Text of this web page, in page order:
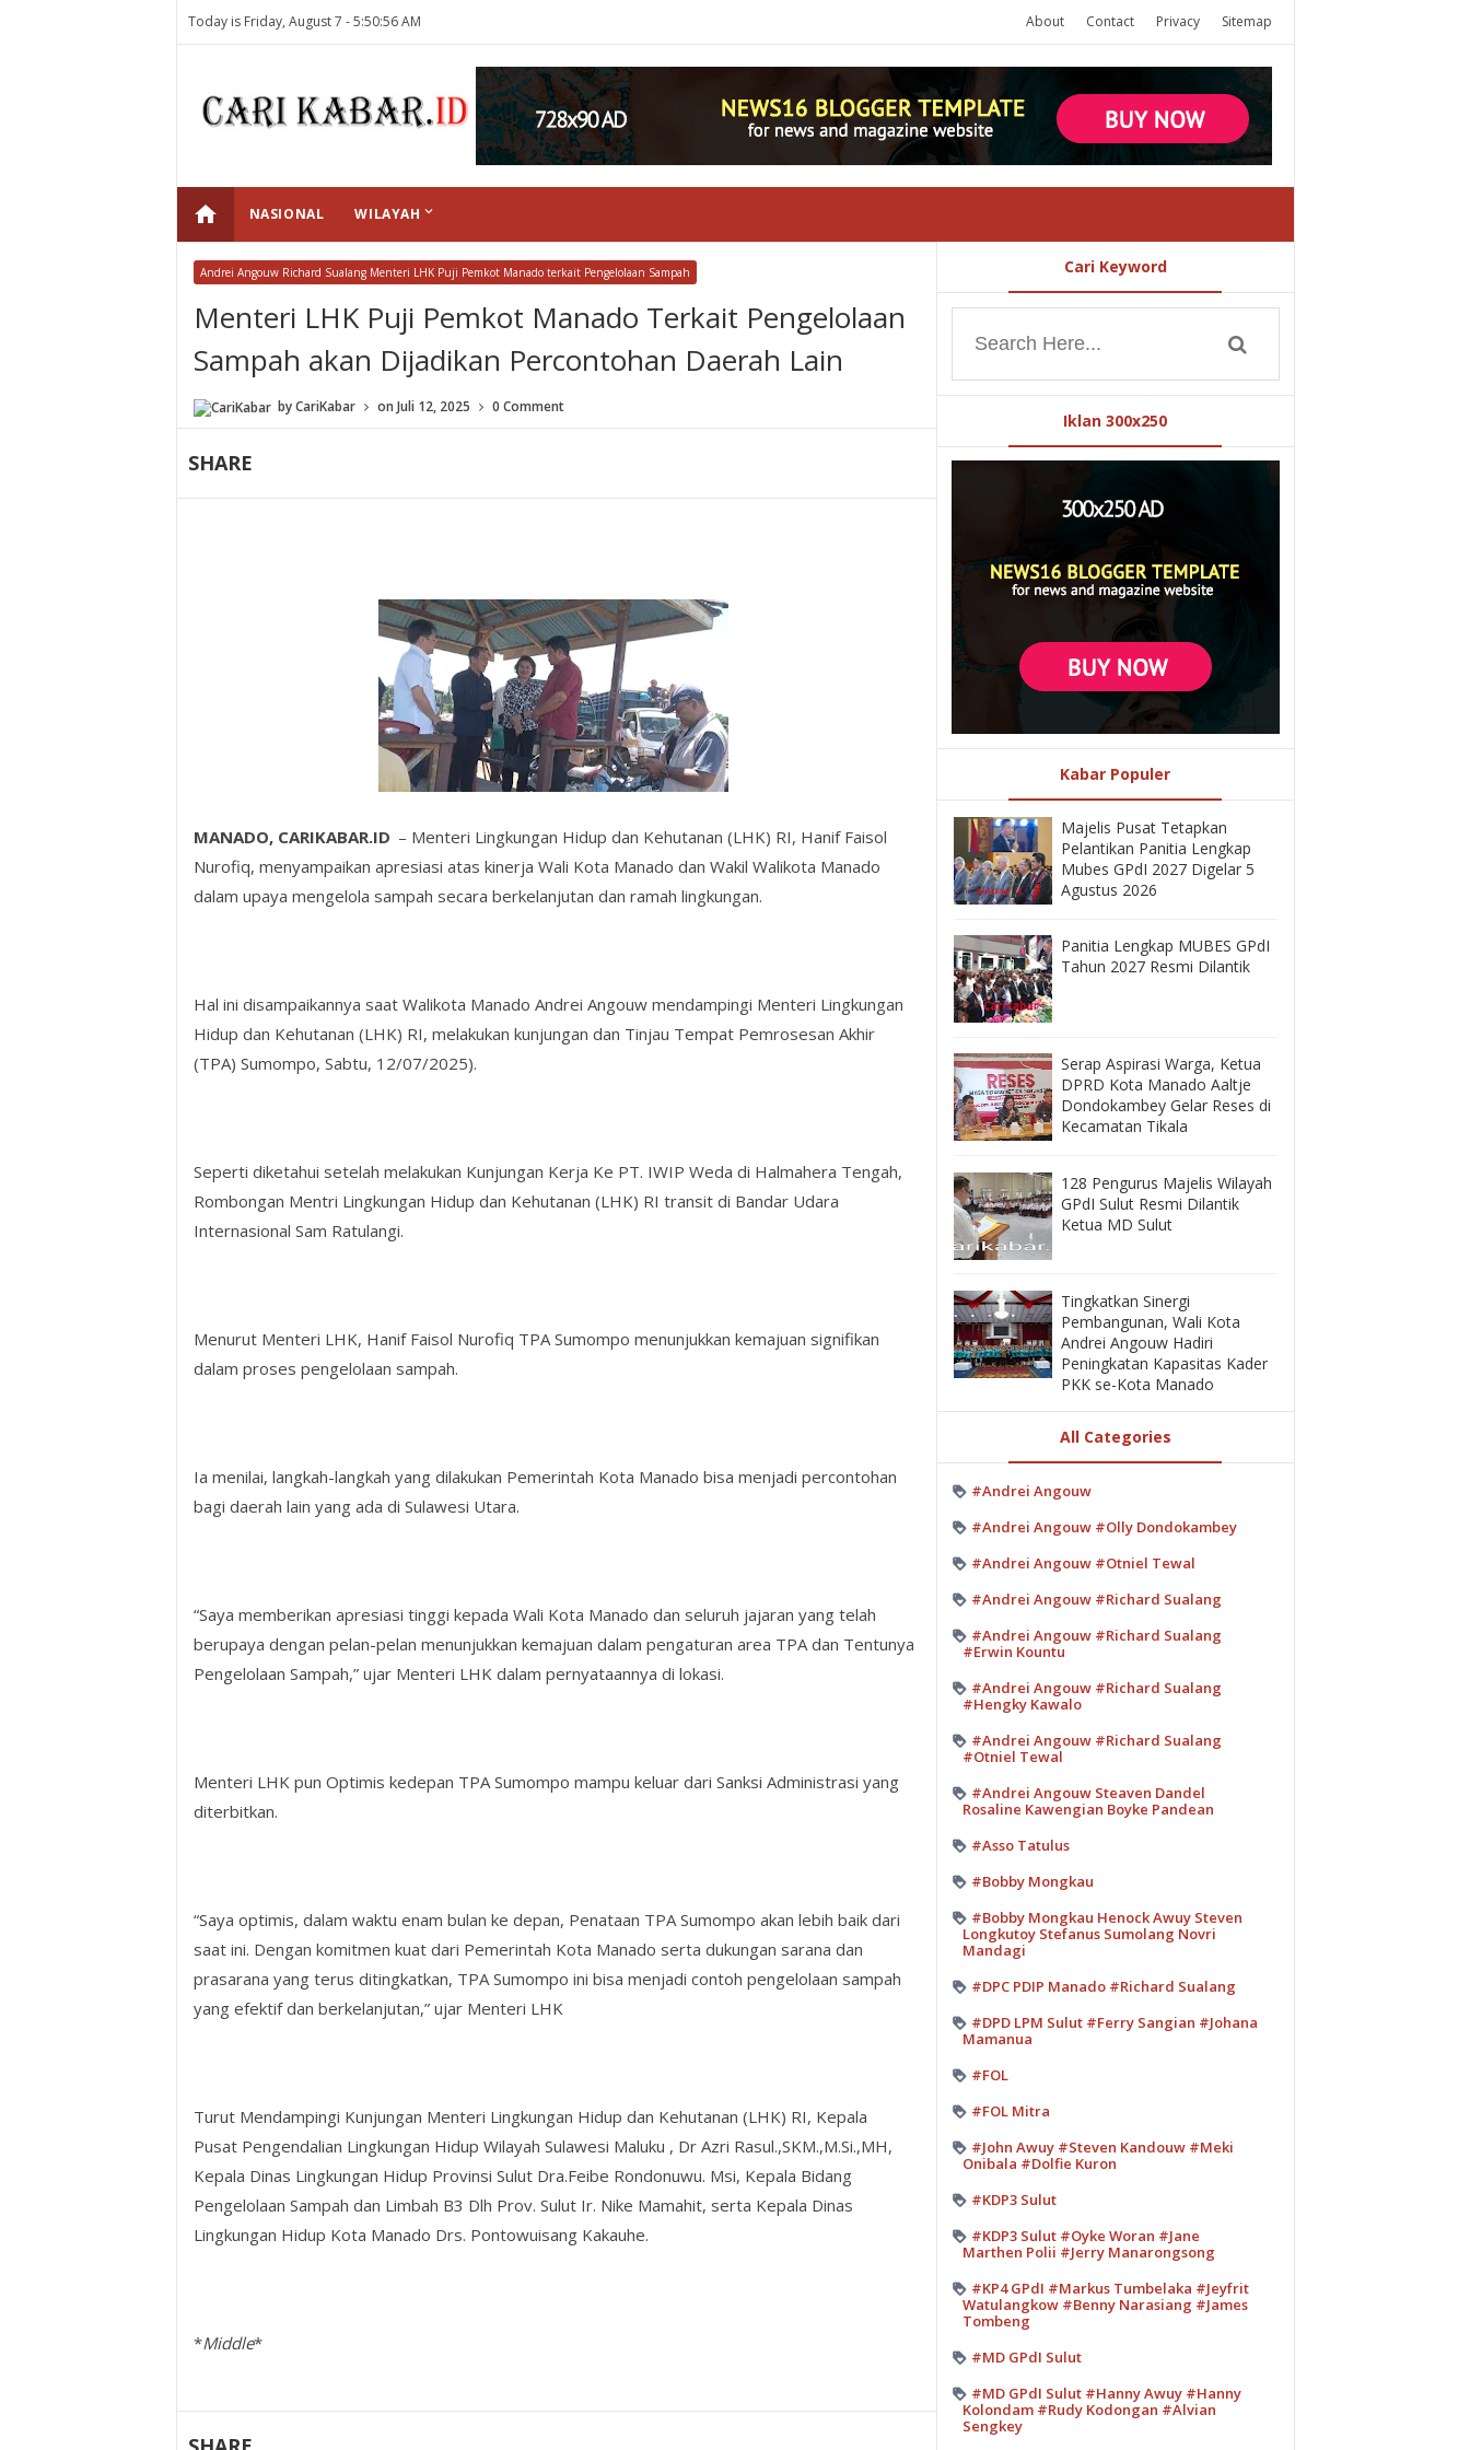
Today is Friday, August 7 -5:50:56 AM About Contact Privacy Sitemap
home NASIONAL WILAYAH keyboard_arrow_down
Andrei Angouw Richard Sualang Menteri LHK Puji Pemkot Manado terkait Pengelolaan Sampah
Menteri LHK Puji Pemkot Manado Terkait Pengelolaan
Sampah akan Dijadikan Percontohan Daerah Lain
byCariKabar on Juli 12, 2025 0 Comment
SHARE
MANADO, CARIKABAR.ID – Menteri Lingkungan Hidup dan Kehutanan (LHK) RI, Hanif Faisol
Nurofiq, menyampaikan apresiasi atas kinerja Wali Kota Manado dan Wakil Walikota Manado
dalam upaya mengelola sampah secara berkelanjutan dan ramah lingkungan.
Hal ini disampaikannya saat Walikota Manado Andrei Angouw mendampingi Menteri Lingkungan
Hidup dan Kehutanan (LHK) RI, melakukan kunjungan dan Tinjau Tempat Pemrosesan Akhir
(TPA) Sumompo, Sabtu, 12/07/2025).
Seperti diketahui setelah melakukan Kunjungan Kerja Ke PT. IWIP Weda di Halmahera Tengah,
Rombongan Mentri Lingkungan Hidup dan Kehutanan (LHK) RI transit di Bandar Udara
Internasional Sam Ratulangi.
Menurut Menteri LHK, Hanif Faisol Nurofiq TPA Sumompo menunjukkan kemajuan signifikan
dalam proses pengelolaan sampah.
Ia menilai, langkah-langkah yang dilakukan Pemerintah Kota Manado bisa menjadi percontohan
bagi daerah lain yang ada di Sulawesi Utara.
“Saya memberikan apresiasi tinggi kepada Wali Kota Manado dan seluruh jajaran yang telah
berupaya dengan pelan-pelan menunjukkan kemajuan dalam pengaturan area TPA dan Tentunya
Pengelolaan Sampah,” ujar Menteri LHK dalam pernyataannya di lokasi.
Menteri LHK pun Optimis kedepan TPA Sumompo mampu keluar dari Sanksi Administrasi yang
diterbitkan.
“Saya optimis, dalam waktu enam bulan ke depan, Penataan TPA Sumompo akan lebih baik dari
saat ini. Dengan komitmen kuat dari Pemerintah Kota Manado serta dukungan sarana dan
prasarana yang terus ditingkatkan, TPA Sumompo ini bisa menjadi contoh pengelolaan sampah
yang efektif dan berkelanjutan,” ujar Menteri LHK
Turut Mendampingi Kunjungan Menteri Lingkungan Hidup dan Kehutanan (LHK) RI, Kepala
Pusat Pengendalian Lingkungan Hidup Wilayah Sulawesi Maluku , Dr Azri Rasul.,SKM.,M.Si.,MH,
Kepala Dinas Lingkungan Hidup Provinsi Sulut Dra.Feibe Rondonuwu. Msi, Kepala Bidang
Pengelolaan Sampah dan Limbah B3 Dlh Prov. Sulut Ir. Nike Mamahit, serta Kepala Dinas
Lingkungan Hidup Kota Manado Drs. Pontowuisang Kakauhe.
*Middle*
Cari Keyword
Iklan 300x250
Kabar Populer
Majelis Pusat Tetapkan
Pelantikan Panitia Lengkap
Mubes GPdI 2027 Digelar 5
Agustus 2026
Panitia Lengkap MUBES GPdI
Tahun 2027 Resmi Dilantik
‎Serap Aspirasi Warga, Ketua
DPRD Kota Manado Aaltje
Dondokambey Gelar Reses di
Kecamatan Tikala ‎
128 Pengurus Majelis Wilayah
GPdI Sulut Resmi Dilantik
Ketua MD Sulut
‎Tingkatkan Sinergi
Pembangunan, Wali Kota
Andrei Angouw Hadiri
Peningkatan Kapasitas Kader
PKK se-Kota Manado
All Categories
#Andrei Angouw
#Andrei Angouw #Olly Dondokambey
#Andrei Angouw #Otniel Tewal
#Andrei Angouw #Richard Sualang
#Andrei Angouw #Richard Sualang
#Erwin Kountu
#Andrei Angouw #Richard Sualang
#Hengky Kawalo
#Andrei Angouw #Richard Sualang
#Otniel Tewal
#Andrei Angouw Steaven Dandel
Rosaline Kawengian Boyke Pandean
#Asso Tatulus
#Bobby Mongkau
#Bobby Mongkau Henock Awuy Steven
Longkutoy Stefanus Sumolang Novri
Mandagi
#DPC PDIP Manado #Richard Sualang
#DPD LPM Sulut #Ferry Sangian #Johana
Mamanua
#FOL
#FOL Mitra
#John Awuy #Steven Kandouw #Meki
Onibala #Dolfie Kuron
#KDP3 Sulut
#KDP3 Sulut #Oyke Woran #Jane
Marthen Polii #Jerry Manarongsong
#KP4 GPdI #Markus Tumbelaka #Jeyfrit
Watulangkow #Benny Narasiang #James
Tombeng
#MD GPdI Sulut
#MD GPdI Sulut #Hanny Awuy #Hanny
Kolondam #Rudy Kodongan #Alvian
Sengkey